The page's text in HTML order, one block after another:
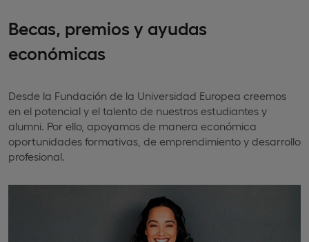
Becas, premios y ayudas
económicas
Desde la Fundación de la Universidad Europea creemos
en el potencial y el talento de nuestros estudiantes y
alumni. Por ello, apoyamos de manera económica
oportunidades formativas, de emprendimiento y desarrollo
profesional.​